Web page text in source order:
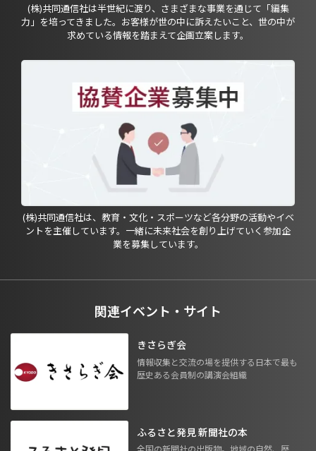
(株)共同通信社は半世紀に渡り、さまざまな事業を通じて「編集
力」を培ってきました。お客様が世の中に訴えたいこと、世の中が
求めている情報を踏まえて企画立案します。
(株)共同通信社は、教育・文化・スポーツなど各分野の活動やイベ
ントを主催しています。一緒に未来社会を創り上げていく参加企
業を募集しています。
関連イベント・サイト
きさらぎ会
情報収集と交流の場を提供する日本で最も
歴史ある会員制の講演会組織
ふるさと発見 新聞社の本